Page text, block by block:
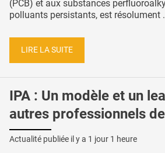
(PCB) et aux substances
polluants persistants, est résolument
LIRE LA SUITE
IPA : Un modèle et un
autres professionnels
Actualité publiée il y a 1 jour 1 heure